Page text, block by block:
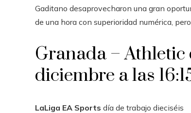
Gaditano desaprovecharon una gran
de una hora con superioridad numérica,
Granada – Athletic
diciembre a las
LaLiga EA Sports día de trabajo dieciséis